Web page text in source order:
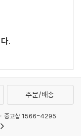
.
주문/배송
중고샵 1566-4295